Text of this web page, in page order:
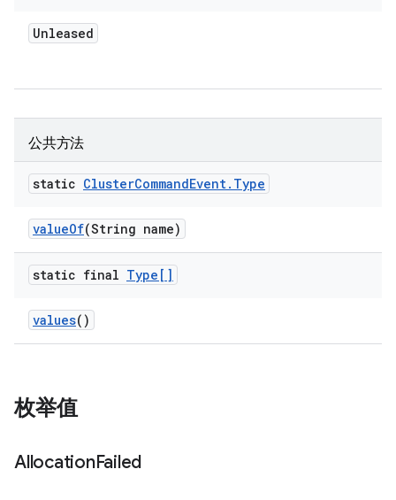
Unleased
公共方法
static ClusterCommandEvent. Type
valueOf(String name)
static final Type[]
values()
枚举值
AllocationFailed